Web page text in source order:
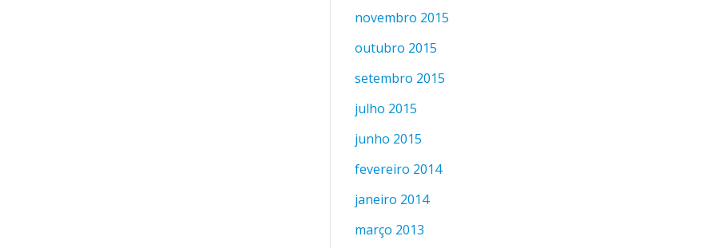
novembro 2015
outubro 2015
setembro 2015
julho 2015
junho 2015
fevereiro 2014
janeiro 2014
março 2013